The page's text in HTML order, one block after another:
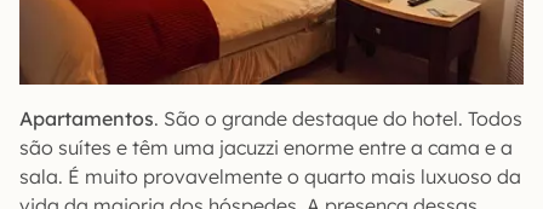
Apartamentos. São o grande destaque do hotel. Todos
são suítes e têm uma jacuzzi enorme entre a cama e a
sala. É muito provavelmente o quarto mais luxuoso da